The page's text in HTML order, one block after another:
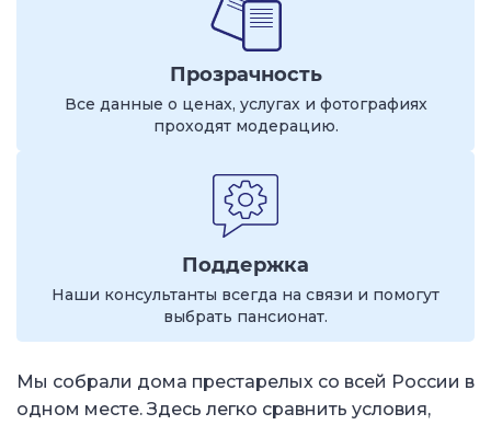
Прозрачность
Все данные о ценах, услугах и фотографиях
проходят модерацию.
Поддержка
Наши консультанты всегда на связи и помогут
выбрать пансионат.
Мы собрали дома престарелых со всей России в
одном месте. Здесь легко сравнить условия,